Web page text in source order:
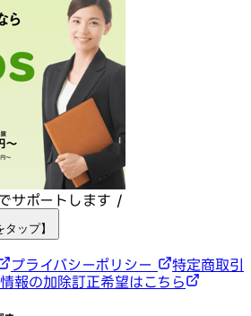
サポートします /
ップ】
プライバシーポリシー
特定商取引
報の加除訂正希望はこちら